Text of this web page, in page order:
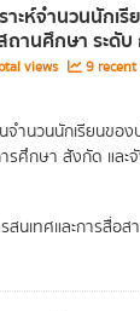
ะห์จำนวนนักเรี
านศึกษา ระดั
views 9 recent
ำนวนนักเรียนของ
รศึกษา สังกัด และ
สนเทศและการสื่อ